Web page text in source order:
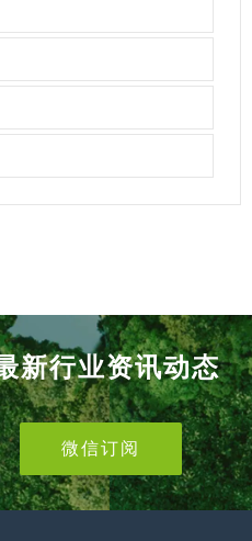
新行业资讯动态
微信订阅